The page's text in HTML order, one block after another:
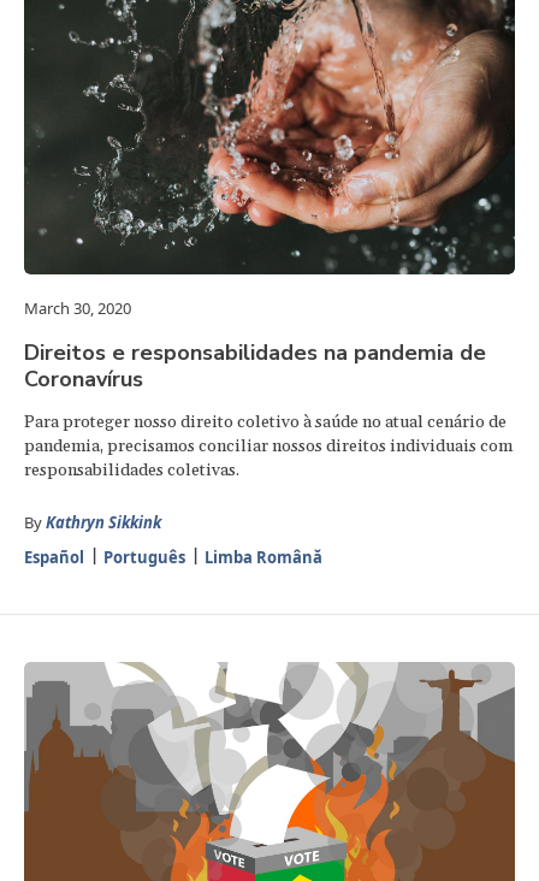
March 30, 2020
Direitos e responsabilidades na pandemia de
Coronavírus
Para proteger nosso direito coletivo à saúde no atual cenário de
pandemia, precisamos conciliar nossos direitos individuais com
responsabilidades coletivas.
ByKathryn Sikkink
Español
Português Limba Română